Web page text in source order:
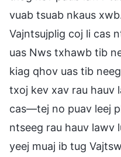
vuab tsuab nkaus
Vajntsujplig coj li cas
uas Nws txhawb tib
kiag qhov uas tib
txoj kev xav rau hauv
cas—tej no puav leej
ntseeg rau hauv lawv
yeej muaj ib tug